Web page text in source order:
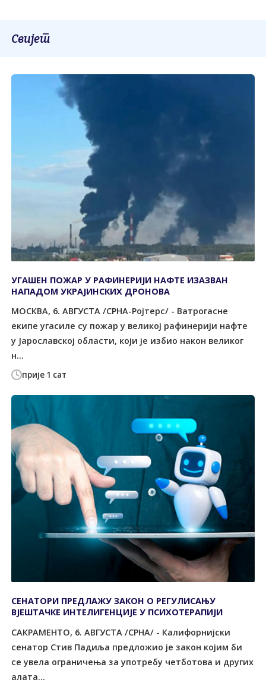
Свијет
прије 1 сат
УГАШЕН ПОЖАР У РАФИНЕРИЈИ НАФТЕ ИЗАЗВАН
НАПАДОМ УКРАЈИНСКИХ ДРОНОВА
МОСКВА, 6. АВГУСТА /СРНА-Ројтерс/ - Ватрогасне
екипе угасиле су пожар у великој рафинерији нафте
у Јарославској области, који је избио након великог
н...
СЕНАТОРИ ПРЕДЛАЖУ ЗАКОН О РЕГУЛИСАЊУ
ВЈЕШТАЧКЕ ИНТЕЛИГЕНЦИЈЕ У ПСИХОТЕРАПИЈИ
САКРАМЕНТО, 6. АВГУСТА /СРНА/ - Калифорнијски
сенатор Стив Падиља предложио је закон којим би
се увела ограничења за употребу четботова и других
алата...